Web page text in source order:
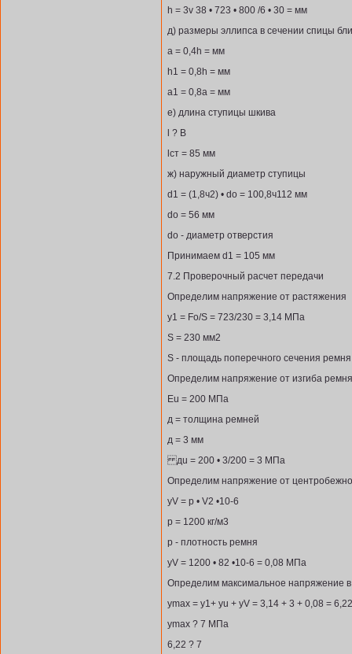
h = 3v 38 • 723 • 800 /6 • 30 = мм
д) размеры эллипса в сечении спицы
а = 0,4h = мм
h1 = 0,8h = мм
а1 = 0,8а = мм
е) длина ступицы шкива
l ? В
lст = 85 мм
ж) наружный диаметр ступицы
d1 = (1,8ч2) • do = 100,8ч112 мм
do = 56 мм
do - диаметр отверстия
Принимаем d1 = 105 мм
7.2 Проверочный расчет передачи
Определим напряжение от растяжения
у1 = Fo/S = 723/230 = 3,14 МПа
S = 230 мм2
S - площадь поперечного сечения ремня
Определим напряжение от изгиба ремня
Еu = 200 МПа
д = толщина ремней
д = 3 мм
дu = 200 • 3/200 = 3 МПа
Определим напряжение от
уV = p • V2 •10-6
p = 1200 кг/м3
p - плотность ремня
уV = 1200 • 82 •10-6 = 0,08 МПа
Определим максимальное напряжение
уmax = у1+ уu + уV = 3,14 + 3 + 0,08 =
уmax ? 7 МПа
6,22 ? 7